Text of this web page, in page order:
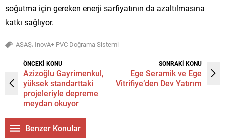
soğutma için gereken enerji sarfiyatının da azaltılmasına
katkı sağlıyor.
ASAŞ, InovA+ PVC Doğrama Sistemi
ÖNCEKİ KONU
Azizoğlu Gayrimenkul,
yüksek standarttaki
projeleriyle depreme
meydan okuyor
SONRAKİ KONU
Ege Seramik ve Ege
Vitrifiye’den Dev Yatırım
Benzer Konular